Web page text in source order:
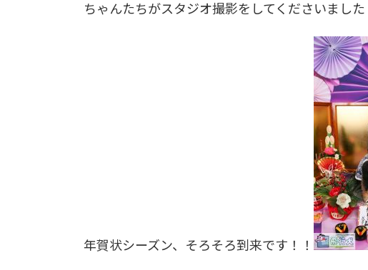
ちゃんたちがスタジオ撮影をしてくださいました
年賀状シーズン、そろそろ到来です！！